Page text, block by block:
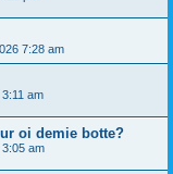
7:28 am
am
oi demie botte?
3:05 am